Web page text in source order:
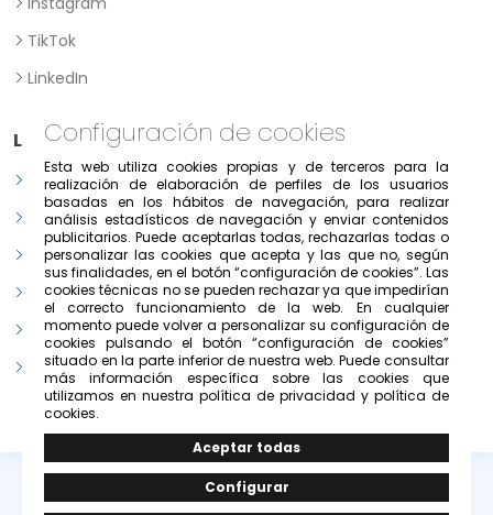
TikTok
LinkedIn
Legal
Aviso legal
Política de Privacidad
Política de consentimiento previo, expreso e informado
Condiciones de uso del portal
Política de cookies
Configurar cookies
© Copyright 2026 -Grupo Solivesa
Configuración de cookies
Esta web utiliza cookies propias y de terceros para la
realización de elaboración de perfiles de los usuarios
basadas en los hábitos de navegación, para realizar
análisis estadísticos de navegación y enviar contenidos
publicitarios. Puede aceptarlas todas, rechazarlas todas o
personalizar las cookies que acepta y las que no, según
sus finalidades, en el botón “configuración de cookies”. Las
cookies técnicas no se pueden rechazar ya que impedirían
el correcto funcionamiento de la web. En cualquier
momento puede volver a personalizar su configuración de
cookies pulsando el botón “configuración de cookies”
situado en la parte inferior de nuestra web. Puede consultar
más información específica sobre las cookies que
utilizamos en nuestra política de privacidad y política de
cookies.